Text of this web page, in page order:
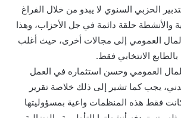
الحزبي السنوي لا يبدو من خلال الفراغ
والأنشطة حلقة دائمة في جل الأحزاب، وهذا
العمومي إلى مجالات أخرى، حيث أغلب
الانتخابي فقط.
العمومي وحسن استثماره في العمل
يجب كما تشير إلى ذلك خلاصة تقرير
فقط هذه المنظمات واعية بمسؤوليتها